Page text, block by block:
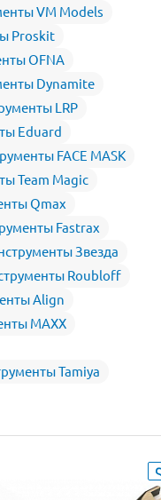
VM Models
Proskit
OFNA
Dynamite
LRP
Eduard
FACE MASK
Team Magic
Qmax
Fastrax
Звезда
Roubloff
Align
MAXX
Tamiya